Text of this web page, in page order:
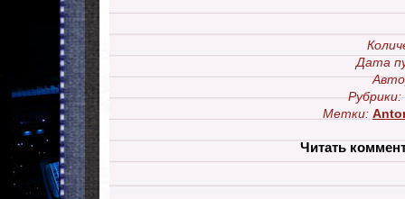
Дата
Рубрики:
Метки:
Читать